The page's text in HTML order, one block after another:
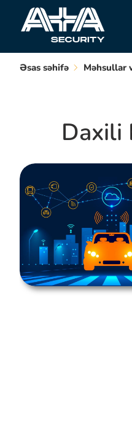
Əsas səhifə Məhsullar
Daxili